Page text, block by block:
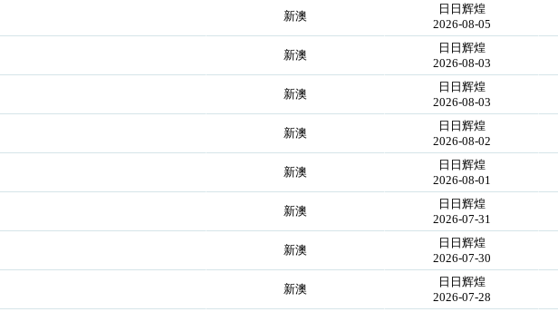
新澳
日日辉煌
2026-08-05
新澳
日日辉煌
2026-08-03
新澳
日日辉煌
2026-08-03
新澳
日日辉煌
2026-08-02
新澳
日日辉煌
2026-08-01
新澳
日日辉煌
2026-07-31
新澳
日日辉煌
2026-07-30
新澳
日日辉煌
2026-07-28